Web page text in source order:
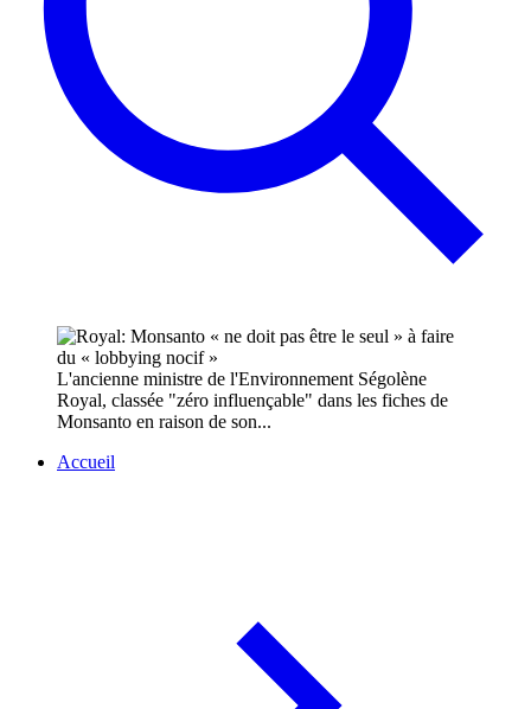
L'ancienne ministre de l'Environnement Ségolène
Royal, classée "zéro influençable" dans les fiches de
Monsanto en raison de son...
Accueil